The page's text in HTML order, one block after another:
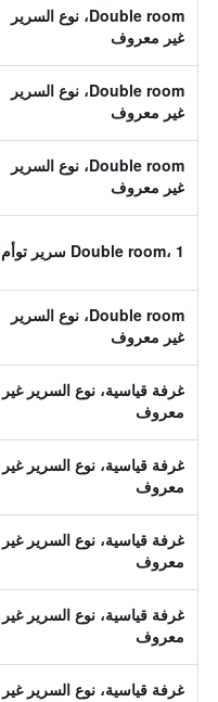
Double room، نوع السرير
غير معروف
Double room، نوع السرير
غير معروف
Double room، نوع السرير
غير معروف
Double room، 1 سرير توأم
Double room، نوع السرير
غير معروف
غرفة قياسية، نوع السرير غير
معروف
غرفة قياسية، نوع السرير غير
معروف
غرفة قياسية، نوع السرير غير
معروف
غرفة قياسية، نوع السرير غير
معروف
غرفة قياسية، نوع السرير غير